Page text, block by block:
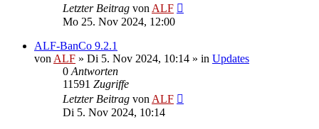
Letzter Beitrag von ALF
Mo 25. Nov 2024, 12:00
ALF-BanCo 9.2.1
von ALF » Di 5. Nov 2024, 10:14 » in Updates
0 Antworten
11591 Zugriffe
Letzter Beitrag von ALF
Di 5. Nov 2024, 10:14